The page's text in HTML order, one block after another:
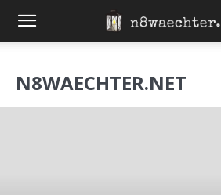
N8WAECHTER.NET